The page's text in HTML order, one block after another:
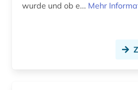
wurde und ob e... Mehr